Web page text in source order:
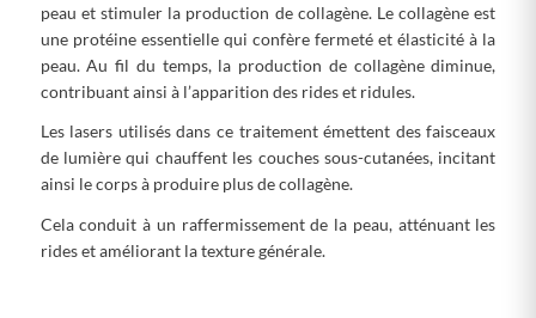
peau et stimuler la production de collagène. Le collagène est
une protéine essentielle qui confère fermeté et élasticité à la
peau. Au fil du temps, la production de collagène diminue,
contribuant ainsi à l’apparition des rides et ridules.
Les lasers utilisés dans ce traitement émettent des faisceaux
de lumière qui chauffent les couches sous-cutanées, incitant
ainsi le corps à produire plus de collagène.
Cela conduit à un raffermissement de la peau, atténuant les
rides et améliorant la texture générale.